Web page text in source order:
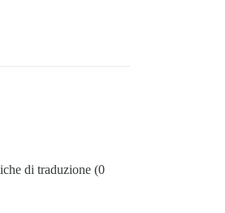
di traduzione (0